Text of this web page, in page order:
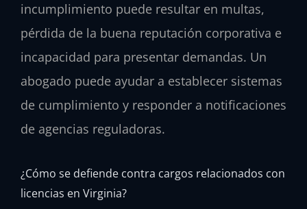
incumplimiento puede resultar en multas,
pérdida de la buena reputación corporativa e
incapacidad para presentar demandas. Un
abogado puede ayudar a establecer sistemas
de cumplimiento y responder a notificaciones
de agencias reguladoras.
¿Cómo se defiende contra cargos relacionados con
licencias en Virginia?